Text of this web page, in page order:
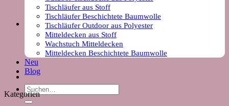
Tischläufer aus Stoff
Tischläufer Beschichtete Baumwolle
Tischläufer Outdoor aus Polyester
Mitteldecken aus Stoff
Wachstuch Mitteldecken
Mitteldecken Beschichtete Baumwolle
Neu
Blog
Suchen
nach:
Kategorien